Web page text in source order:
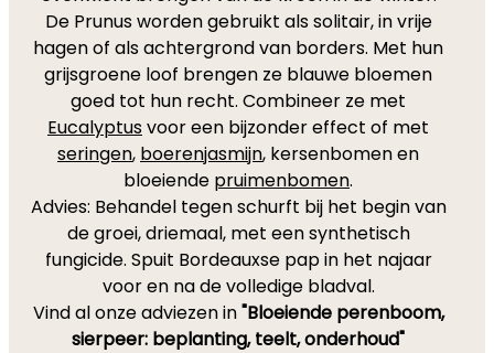
De Prunus worden gebruikt als solitair, in vrije
hagen of als achtergrond van borders. Met hun
grijsgroene loof brengen ze blauwe bloemen
goed tot hun recht. Combineer ze met
Eucalyptusvoor een bijzonder effect of met
seringen, boerenjasmijn, kersenbomen en
bloeiende pruimenbomen.
Advies: Behandel tegen schurft bij het begin van
de groei, driemaal, met een synthetisch
fungicide. Spuit Bordeauxse pap in het najaar
voor en na de volledige bladval.
Vind al onze adviezen in"Bloeiende perenboom,
sierpeer: beplanting, teelt, onderhoud"